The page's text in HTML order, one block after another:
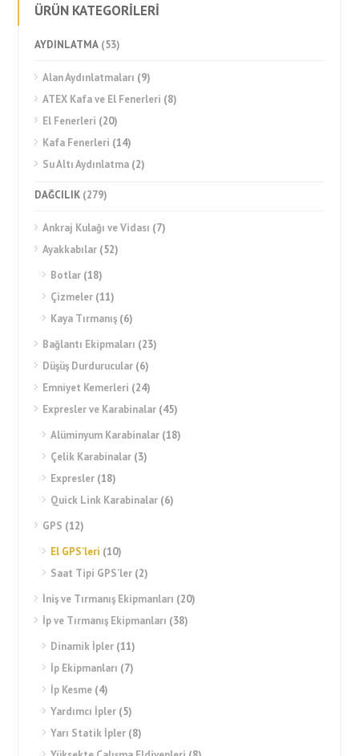
ÜRÜN KATEGORİLERİ
AYDINLATMA (53)
Alan Aydınlatmaları (9)
ATEX Kafa ve El Fenerleri (8)
El Fenerleri (20)
Kafa Fenerleri (14)
Su Altı Aydınlatma (2)
DAĞCILIK (279)
Ankraj Kulağı ve Vidası (7)
Ayakkabılar (52)
Botlar (18)
Çizmeler (11)
Kaya Tırmanış (6)
Bağlantı Ekipmaları (23)
Düşüş Durdurucular (6)
Emniyet Kemerleri (24)
Expresler ve Karabinalar (45)
Alüminyum Karabinalar (18)
Çelik Karabinalar (3)
Expresler (18)
Quick Link Karabinalar (6)
GPS (12)
El GPS’leri (10)
Saat Tipi GPS’ler (2)
İniş ve Tırmanış Ekipmanları (20)
İp ve Tırmanış Ekipmanları (38)
Dinamik İpler (11)
İp Ekipmanları (7)
İp Kesme (4)
Yardımcı İpler (5)
Yarı Statik İpler (8)